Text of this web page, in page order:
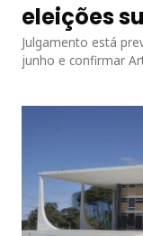
eleições
Julgamento está
junho e confirmar